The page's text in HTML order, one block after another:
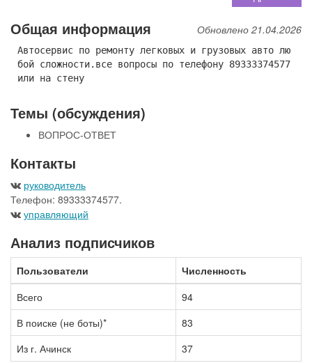
Общая информация Обновлено 21.04.2026
Автосервис по ремонту легковых и грузовых авто лю
бой сложности.все вопросы по телефону 89333374577
или на стену
Темы (обсуждения)
ВОПРОС-ОТВЕТ
Контакты
руководитель
Телефон: 89333374577.
управляющий
Анализ подписчиков
Пользователи
Численность
Всего
94
В поиске (не боты)*
83
Из г. Ачинск
37